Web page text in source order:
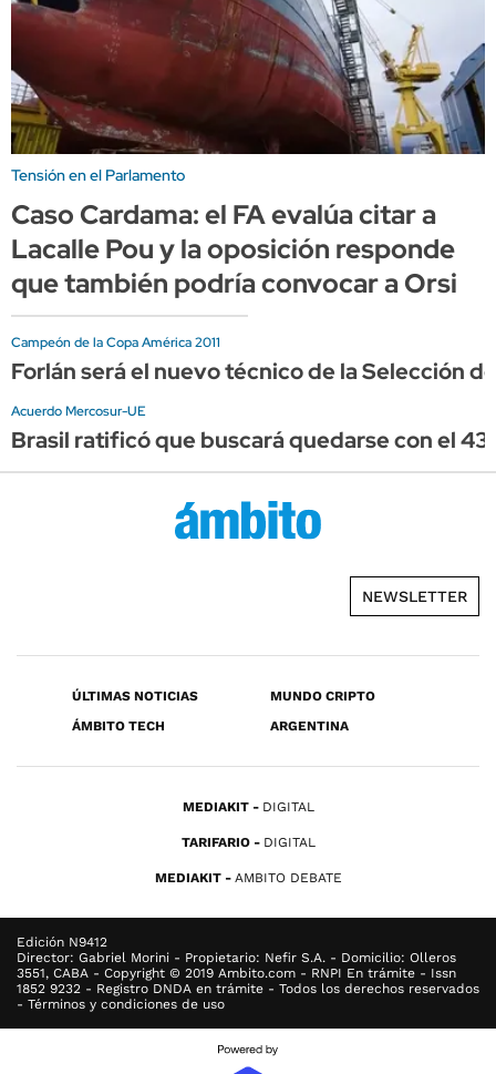
Tensión en el Parlamento
Caso Cardama: el FA evalúa citar a
Lacalle Pou y la oposición responde
que también podría convocar a Orsi
Campeón de la Copa América 2011
Forlán será el nuevo técnico de la Selección
Acuerdo Mercosur-UE
Brasil ratificó que buscará quedarse con el
NEWSLETTER
ÚLTIMAS NOTICIAS
MUNDO CRIPTO
ÁMBITO TECH
ARGENTINA
MEDIAKIT DIGITAL
TARIFARIO DIGITAL
MEDIAKIT AMBITO DEBATE
Edición N9412
Director: Gabriel Morini - Propietario: Nefir S.A. - Domicilio: Olleros
3551, CABA - Copyright © 2019 Ambito.com - RNPI En trámite - Issn
1852 9232 - Registro DNDA en trámite - Todos los derechos reservados
- Términos y condiciones de uso